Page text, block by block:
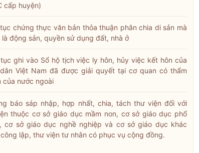
cấp huyện)
chứng thực văn bản thỏa thuận phân chia di sản mà
là động sản, quyền sử dụng đất, nhà ở
ghi vào Sổ hộ tịch việc ly hôn, hủy việc kết hôn của
Việt Nam đã được giải quyết tại cơ quan có thẩm
của nước ngoài
báo sáp nhập, hợp nhất, chia, tách thư viện đối với
thuộc cơ sở giáo dục mầm non, cơ sở giáo dục phổ
cơ sở giáo dục nghề nghiệp và cơ sở giáo dục khác
lập, thư viện tư nhân có phục vụ cộng đồng.